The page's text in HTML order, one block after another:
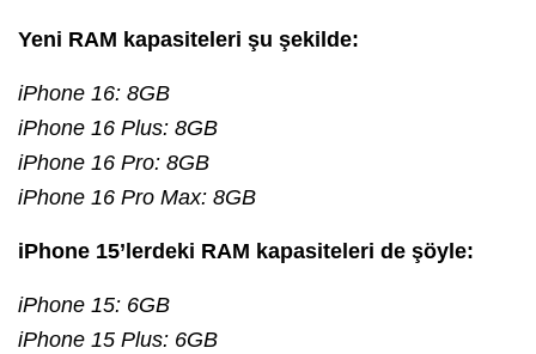
Yeni RAM kapasiteleri şu şekilde:
iPhone 16: 8GB
iPhone 16 Plus: 8GB
iPhone 16 Pro: 8GB
iPhone 16 Pro Max: 8GB
iPhone 15’lerdeki RAM kapasiteleri de şöyle:
iPhone 15: 6GB
iPhone 15 Plus: 6GB